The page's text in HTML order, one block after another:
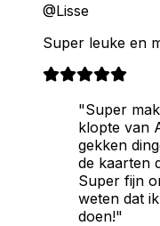
@Lisse
Super leuke en
"Super
klopte van
gekken
de kaarten
Super fijn
weten dat
doen!"